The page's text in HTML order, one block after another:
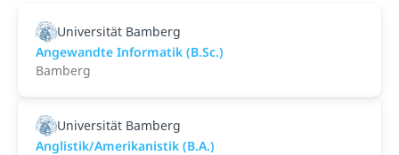
Universität Bamberg
Angewandte Informatik (B.Sc.)
Bamberg
Universität Bamberg
Anglistik/Amerikanistik (B.A.)